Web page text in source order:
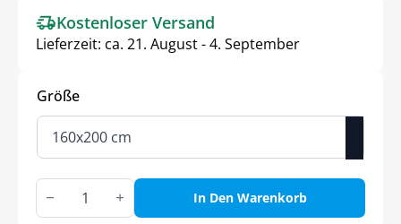
1.515,95€
1.061,48€.
Kostenloser Versand
Lieferzeit: ca. 21. August - 4. September
Größe
Etna
Box-
Spring
In Den Warenkorb